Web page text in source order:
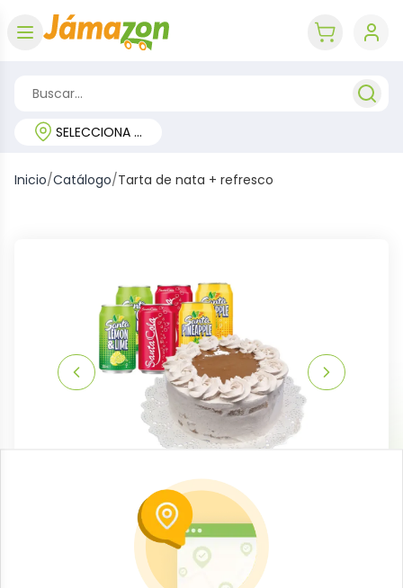
SELECCIONA TU REGIÓN
Inicio/Catálogo/Tarta de nata + refresco
Tarta de nata + refresco
JAM-001-183